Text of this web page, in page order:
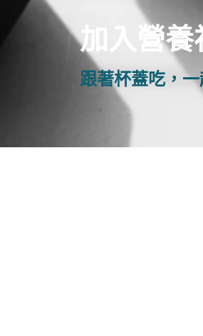
加入營養
跟著杯蓋吃，一